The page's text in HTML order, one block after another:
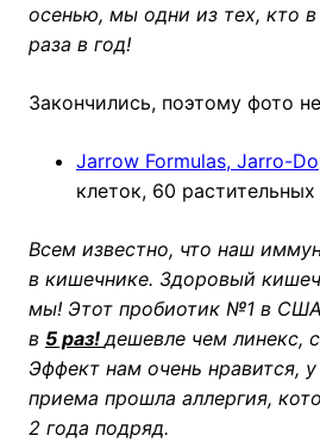
осенью, мы одни из тех, кто в
раза в год!
Закончились, поэтому фото
Jarrow Formulas, Jarro-
клеток, 60 растительных
Всем известно, что наш
в кишечнике. Здоровый
мы! Этот пробиотик №1 в
в 5 раз!дешевле чем линекс,
Эффект нам очень нравится,
приема прошла аллергия,
2 года подряд.